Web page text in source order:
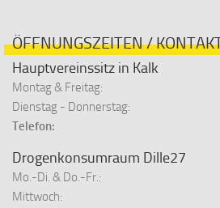
ÖFFNUNGSZEITEN /
Hauptvereinssitz in Kalk
Montag & Freitag:
Dienstag - Donnerstag:
Telefon:
Drogenkonsumraum Dille27
Mo.-Di. & Do.-Fr.:
Mittwoch: